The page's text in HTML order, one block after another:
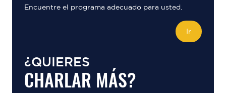
Encuentre el programa adecuado para usted.
Ir
¿QUIERES
CHARLAR MÁS?